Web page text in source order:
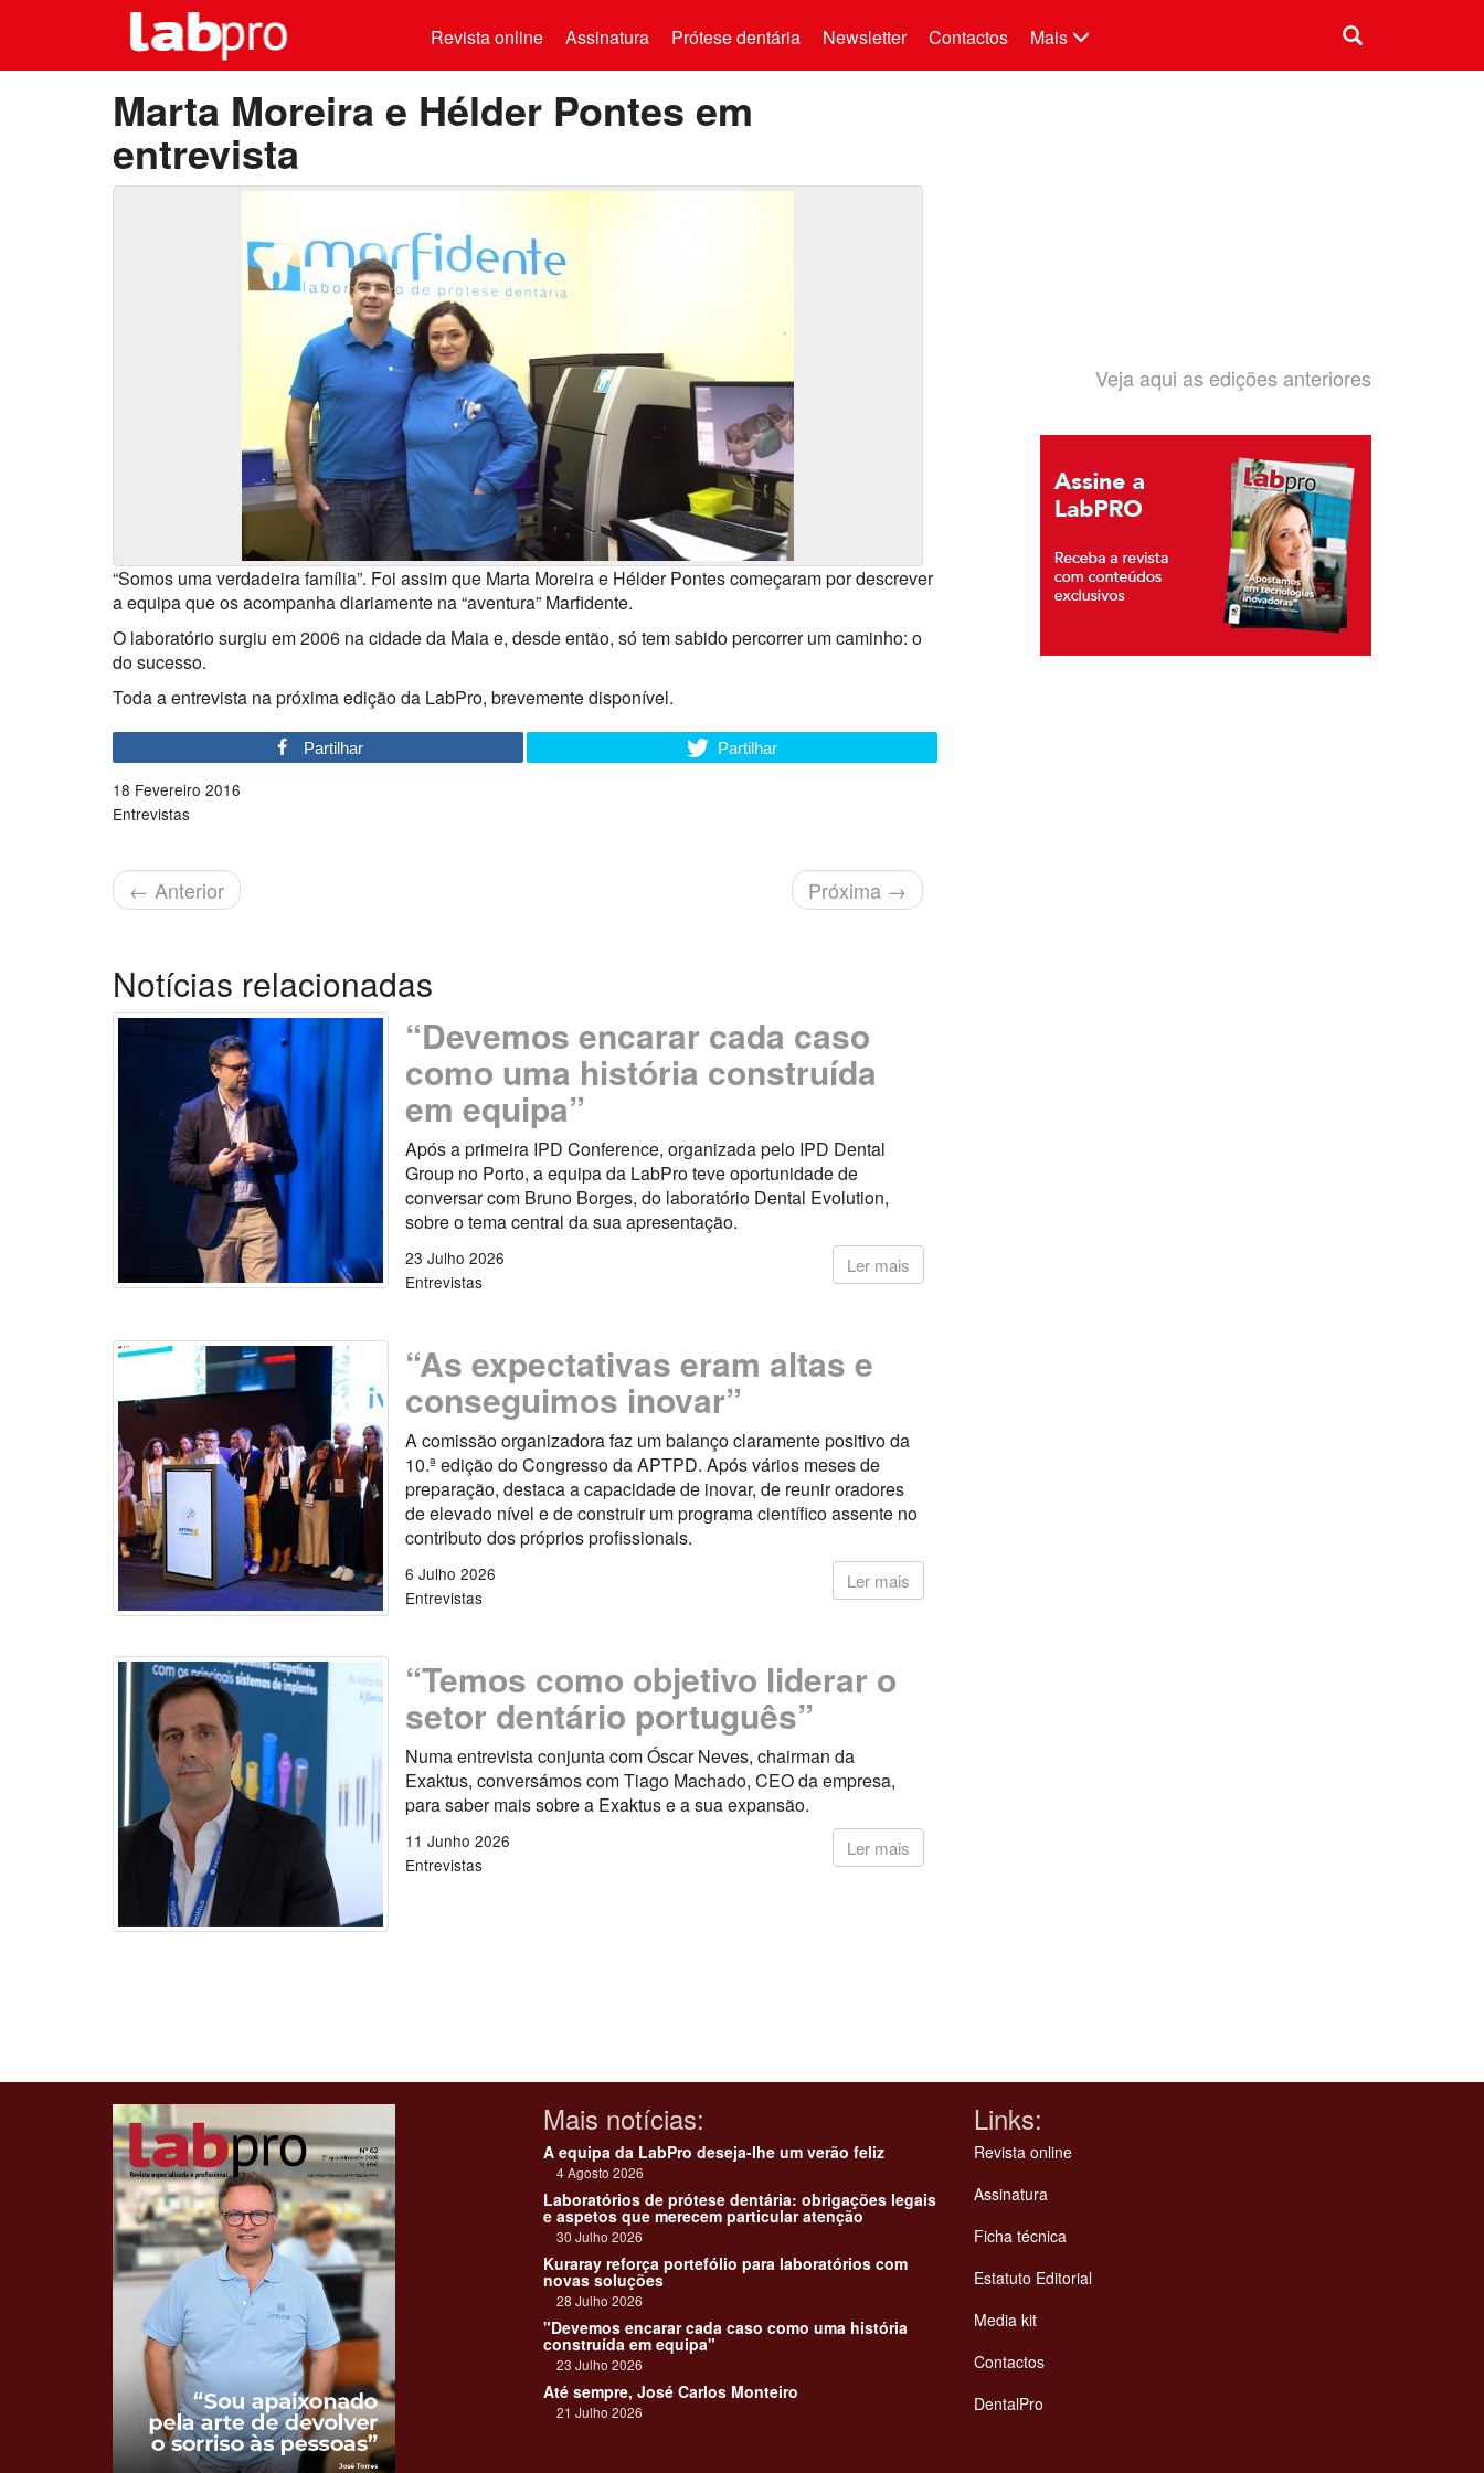
Mais
Revista online Assinatura Prótese dentária Newsletter Contactos
Marta Moreira e Hélder Pontes em
entrevista
“Somos uma verdadeira família”. Foi assim que Marta Moreira e Hélder Pontes começaram por descrever
a equipa que os acompanha diariamente na “aventura” Marfidente.
O laboratório surgiu em 2006 na cidade da Maia e, desde então, só tem sabido percorrer um caminho: o
do sucesso.
Toda a entrevista na próxima edição da LabPro, brevemente disponível.
Partilhar Partilhar
18 Fevereiro 2016
Entrevistas
← Anterior Próxima →
Veja aqui as edições anteriores
Notícias relacionadas
“Devemos encarar cada caso
como uma história construída
em equipa”
Após a primeira IPD Conference, organizada pelo IPD Dental
Group no Porto, a equipa da LabPro teve oportunidade de
conversar com Bruno Borges, do laboratório Dental Evolution,
sobre o tema central da sua apresentação.
Ler mais
23 Julho 2026
Entrevistas
“As expectativas eram altas e
conseguimos inovar”
A comissão organizadora faz um balanço claramente positivo da
10.ª edição do Congresso da APTPD. Após vários meses de
preparação, destaca a capacidade de inovar, de reunir oradores
de elevado nível e de construir um programa científico assente no
contributo dos próprios profissionais.
Ler mais
6 Julho 2026
Entrevistas
“Temos como objetivo liderar o
setor dentário português”
Numa entrevista conjunta com Óscar Neves, chairman da
Exaktus, conversámos com Tiago Machado, CEO da empresa,
para saber mais sobre a Exaktus e a sua expansão.
Ler mais
11 Junho 2026
Entrevistas
Clique para ler
Mais notícias:
A equipa da LabPro deseja-lhe um verão feliz
4 Agosto 2026
Laboratórios de prótese dentária: obrigações legais
e aspetos que merecem particular atenção
30 Julho 2026
Kuraray reforça portefólio para laboratórios com
novas soluções
28 Julho 2026
"Devemos encarar cada caso como uma história
construída em equipa"
23 Julho 2026
Até sempre, José Carlos Monteiro
21 Julho 2026
Links:
Revista online
Assinatura
Ficha técnica
Estatuto Editorial
Media kit
Contactos
DentalPro